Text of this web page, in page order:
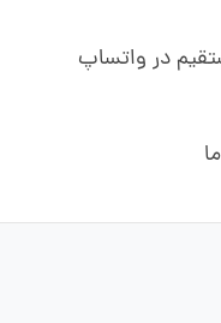
در واتساپ